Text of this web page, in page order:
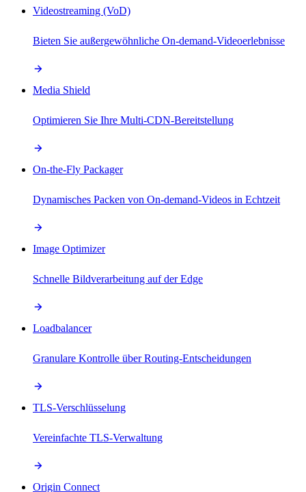
Videostreaming (VoD)
Bieten Sie außergewöhnliche On-demand-Videoerlebnisse
Media Shield
Optimieren Sie Ihre Multi-CDN-Bereitstellung
On-the-Fly Packager
Dynamisches Packen von On-demand-Videos in Echtzeit
Image Optimizer
Schnelle Bildverarbeitung auf der Edge
Loadbalancer
Granulare Kontrolle über Routing-Entscheidungen
TLS-Verschlüsselung
Vereinfachte TLS-Verwaltung
Origin Connect